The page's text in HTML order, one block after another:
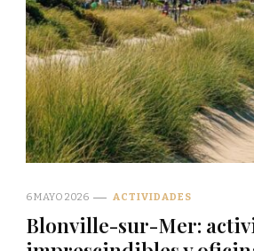
6 MAYO 2026 ACTIVIDADES
Blonville-sur-Mer: